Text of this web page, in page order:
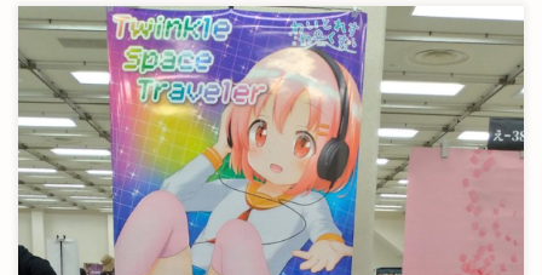
こんにちは！ ゆいのあです！ 去年までは同人誌制作に全身
全霊を捧げてきましたが、この1年間は映像制作 […]